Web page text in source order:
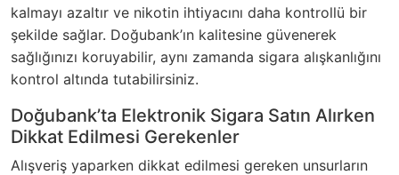
kalmayı azaltır ve nikotin ihtiyacını daha kontrollü bir
şekilde sağlar. Doğubank’ın kalitesine güvenerek
sağlığınızı koruyabilir, aynı zamanda sigara alışkanlığını
kontrol altında tutabilirsiniz.
Doğubank’ta Elektronik Sigara Satın Alırken
Dikkat Edilmesi Gerekenler
Alışveriş yaparken dikkat edilmesi gereken unsurların